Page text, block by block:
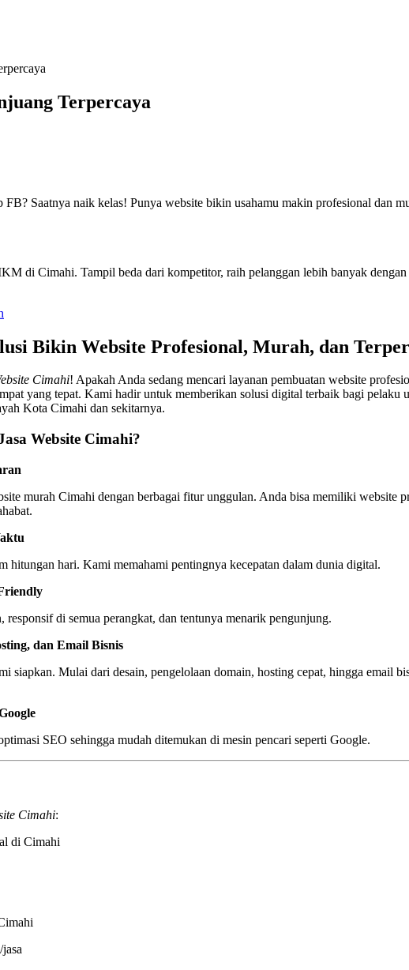
Terpercaya
Saatnya naik kelas! Punya website bikin usahamu makin profesional dan
di Cimahi. Tampil beda dari kompetitor, raih pelanggan lebih banyak dengan
Bikin Website Profesional, Murah, dan
Cimahi! Apakah Anda sedang mencari layanan pembuatan website
yang tepat. Kami hadir untuk memberikan solusi digital terbaik bagi pelaku
Kota Cimahi dan sekitarnya.
Website Cimahi?
murah Cimahi dengan berbagai fitur unggulan. Anda bisa memiliki website
hitungan hari. Kami memahami pentingnya kecepatan dalam dunia digital.
responsif di semua perangkat, dan tentunya menarik pengunjung.
dan Email Bisnis
siapkan. Mulai dari desain, pengelolaan domain, hosting cepat, hingga email
SEO sehingga mudah ditemukan di mesin pencari seperti Google.
Cimahi:
di Cimahi